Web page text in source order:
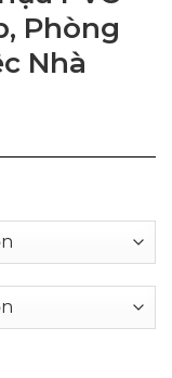
Phòng
Nhà